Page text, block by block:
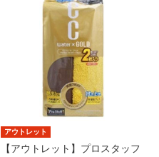
アウトレット
【アウトレット】プロスタッフ